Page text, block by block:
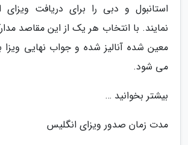
استانبول و دبی را برای دریافت ویزای
نمایند. با انتخاب هر یک از این مقاصد
معین شده آنالیز شده و جواب نهایی
می شود.
بیشتر بخوانید …
مدت زمان صدور ویزای انگلیس